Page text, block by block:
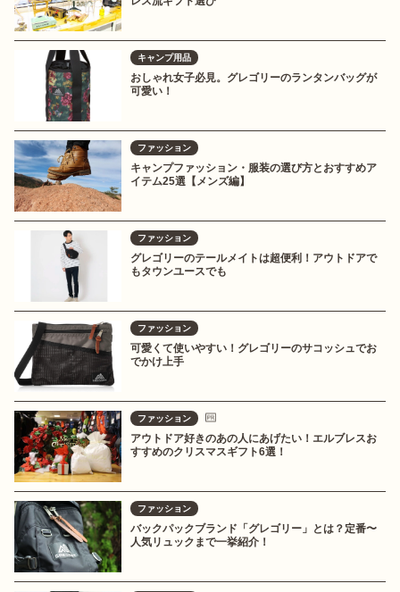
キャンプ用品
おしゃれ女子必見。グレゴリーのランタンバッグが
可愛い！
ファッション
キャンプファッション・服装の選び方とおすすめア
イテム25選【メンズ編】
ファッション
グレゴリーのテールメイトは超便利！アウトドアで
もタウンユースでも
ファッション
可愛くて使いやすい！グレゴリーのサコッシュでお
でかけ上手
ファッション
アウトドア好きのあの人にあげたい！エルブレスお
すすめのクリスマスギフト6選！
ファッション
バックパックブランド「グレゴリー」とは？定番〜
人気リュックまで一挙紹介！